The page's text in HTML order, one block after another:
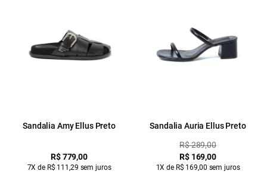
Sandalia Amy Ellus Preto
R$ 779,00
7X de R$ 111,29 sem juros
Sandalia Auria Ellus Preto
R$ 289,00
R$ 169,00
1X de R$ 169,00 sem juros